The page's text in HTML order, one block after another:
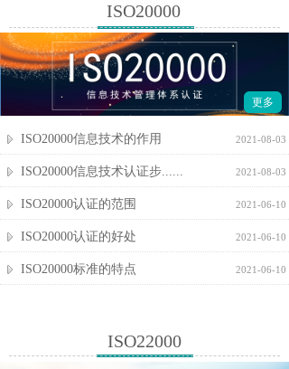
ISO20000信息技术的作用 2021-08-03
ISO20000信息技术认证步...... 2021-08-03
ISO20000认证的范围 2021-06-10
ISO20000认证的好处 2021-06-10
ISO20000标准的特点 2021-06-10
更多
ISO20000
ISO22000